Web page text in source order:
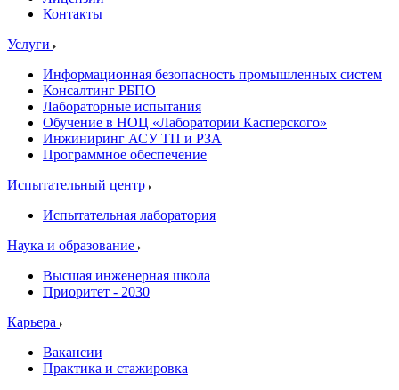
Контакты
Услуги
Информационная безопасность промышленных систем
Консалтинг РБПО
Лабораторные испытания
Обучение в НОЦ «Лаборатории Касперского»
Инжиниринг АСУ ТП и РЗА
Программное обеспечение
Испытательный центр
Испытательная лаборатория
Наука и образование
Высшая инженерная школа
Приоритет - 2030
Карьера
Вакансии
Практика и стажировка